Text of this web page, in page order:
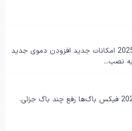
نسخه 5.7.9 تاریخ 21 نوامبر 2025 امکانات جدید افزودن دموی جدید